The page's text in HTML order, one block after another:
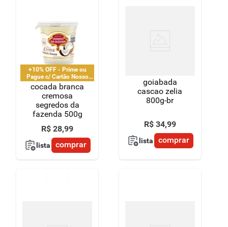
+10% OFF - Prime ou
Pague c/ Cartão Nosso
Pay
cocada branca
cremosa
segredos da
fazenda 500g
R$ 28,99
lista comprar
goiabada
cascao zelia
800g-br
R$ 34,99
lista comprar